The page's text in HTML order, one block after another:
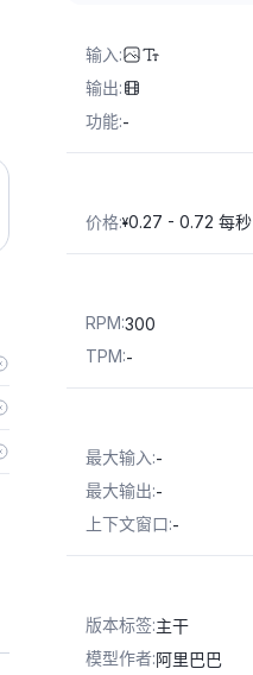
输入:
输出:
功能:-
价格:¥0.27 - 0.72 每秒
RPM:300
TPM:-
最大输入:-
最大输出:-
上下文窗口:-
版本标签:主干
模型作者:阿里巴巴